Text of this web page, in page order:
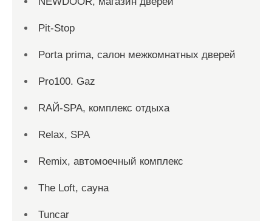
Pit-Stop
Porta prima, салон межкомнатных дверей
Pro100. Gaz
RAЙ-SPA, комплекс отдыха
Relax, SPA
Remix, автомоечный комплекс
The Loft, сауна
Tuncar